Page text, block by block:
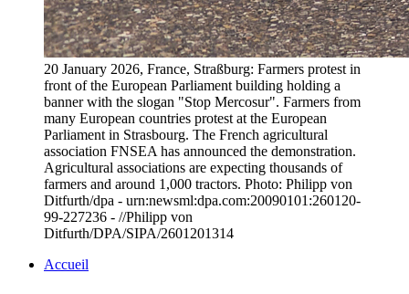
20 January 2026, France, Straßburg: Farmers protest in
front of the European Parliament building holding a
banner with the slogan "Stop Mercosur". Farmers from
many European countries protest at the European
Parliament in Strasbourg. The French agricultural
association FNSEA has announced the demonstration.
Agricultural associations are expecting thousands of
farmers and around 1,000 tractors. Photo: Philipp von
Ditfurth/dpa - urn:newsml:dpa.com:20090101:260120-
99-227236 - //Philipp von
Ditfurth/DPA/SIPA/2601201314
Accueil